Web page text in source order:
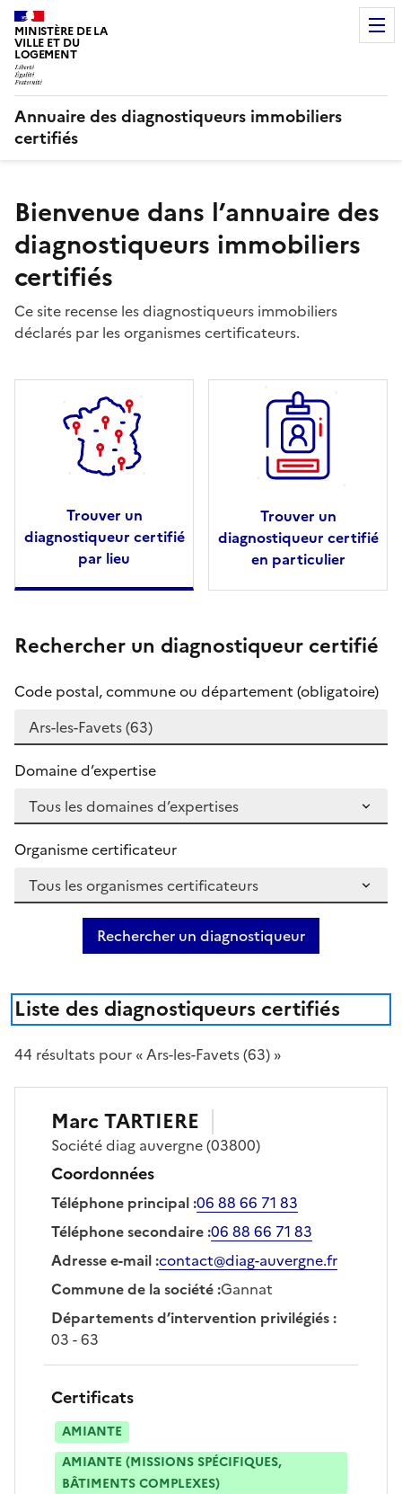
MINISTÈRE DE LA
VILLE ET DU
LOGEMENT
Annuaire des diagnostiqueurs immobiliers
certifiés
Bienvenue dans l’annuaire des
diagnostiqueurs immobiliers
certifiés
Ce site recense les diagnostiqueurs immobiliers
déclarés par les organismes certificateurs.
Trouver un
diagnostiqueur certifié
par lieu
Trouver un
diagnostiqueur certifié
en particulier
Rechercher un diagnostiqueur certifié
Code postal, commune ou département (obligatoire)
Domaine d’expertise
Organisme certificateur
Rechercher un diagnostiqueur
Liste des diagnostiqueurs certifiés
44 résultats pour « Ars-les-Favets (63) »
MarcTARTIERE
Sociétédiag auvergne(03800)
Coordonnées
Téléphone principal:06 88 66 71 83
Téléphone secondaire:06 88 66 71 83
Adresse e-mail:contact@diag-auvergne.fr
Commune de la société:Gannat
Départements d’intervention privilégiés:
03 - 63
Certificats
AMIANTE
AMIANTE (MISSIONS SPÉCIFIQUES,
BÂTIMENTS COMPLEXES)